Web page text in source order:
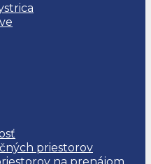
priestorov